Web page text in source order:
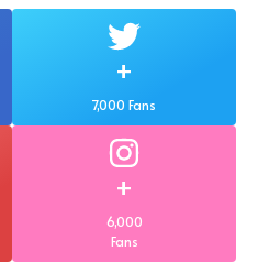
+
7,000 Fans
+
6,000
Fans